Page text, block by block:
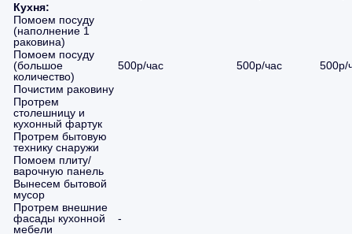
Кухня:
Помоем посуду
(наполнение 1
раковина)
Помоем посуду
(большое
количество)
500р/час 500р/час
500р/
Почистим раковину
Протрем
столешницу и
кухонный фартук
Протрем бытовую
технику снаружи
Помоем плиту/
варочную панель
Вынесем бытовой
мусор
Протрем внешние
фасады кухонной
мебели
-